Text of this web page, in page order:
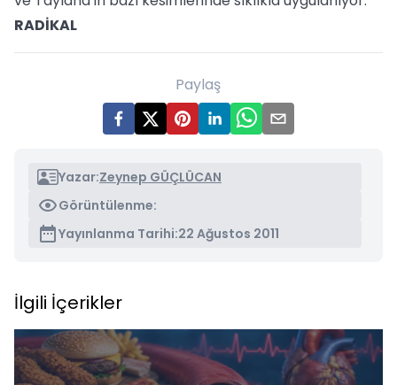
RADİKAL
Paylaş
Yazar:Zeynep GÜÇLÜCAN
Görüntülenme:
Yayınlanma Tarihi:22 Ağustos 2011
İlgili İçerikler